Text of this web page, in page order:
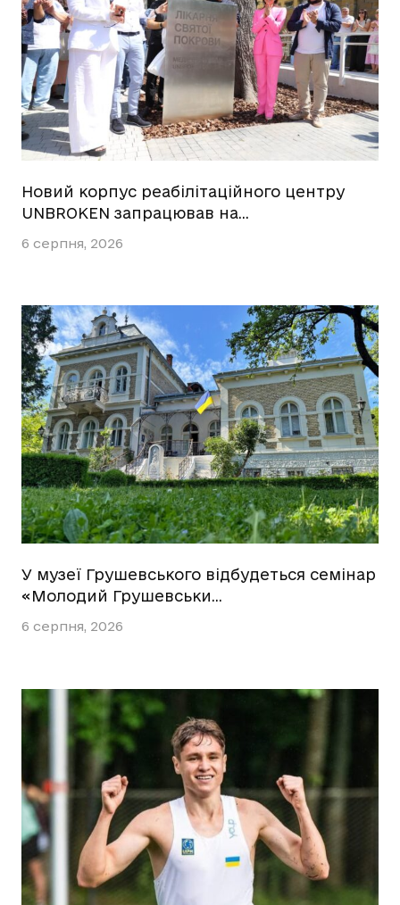
Новий корпус реабілітаційного центру
UNBROKEN запрацював на…
6 серпня, 2026
У музеї Грушевського відбудеться семінар
«Молодий Грушевськи…
6 серпня, 2026